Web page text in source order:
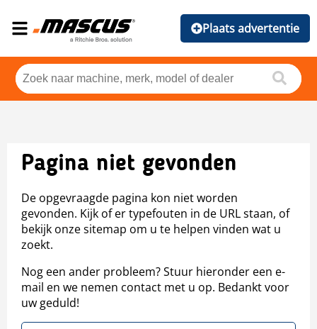
Plaats advertentie
Pagina niet gevonden
De opgevraagde pagina kon niet worden
gevonden. Kijk of er typefouten in de URL staan, of
bekijk onze sitemap om u te helpen vinden wat u
zoekt.
Nog een ander probleem? Stuur hieronder een e-
mail en we nemen contact met u op. Bedankt voor
uw geduld!